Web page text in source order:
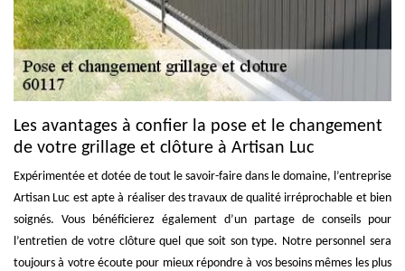
Les avantages à confier la pose et le changement
de votre grillage et clôture à Artisan Luc
Expérimentée et dotée de tout le savoir-faire dans le domaine, l’entreprise
Artisan Luc est apte à réaliser des travaux de qualité irréprochable et bien
soignés. Vous bénéficierez également d’un partage de conseils pour
l’entretien de votre clôture quel que soit son type. Notre personnel sera
toujours à votre écoute pour mieux répondre à vos besoins mêmes les plus